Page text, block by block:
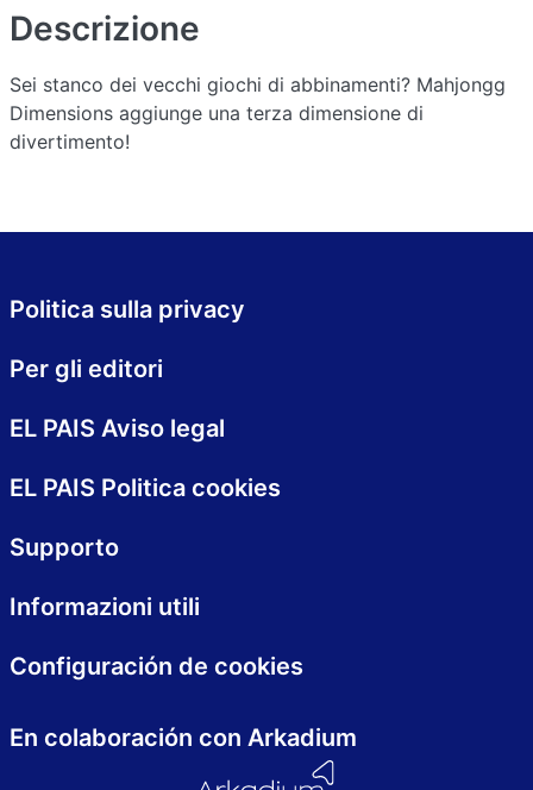
Descrizione
Sei stanco dei vecchi giochi di abbinamenti? Mahjongg
Dimensions aggiunge una terza dimensione di
divertimento!
En colaboración con Arkadium
Politica sulla privacy
EL PAIS Aviso legal
Supporto
Per gli editori
EL PAIS Politica cookies
Informazioni utili
Configuración de cookies